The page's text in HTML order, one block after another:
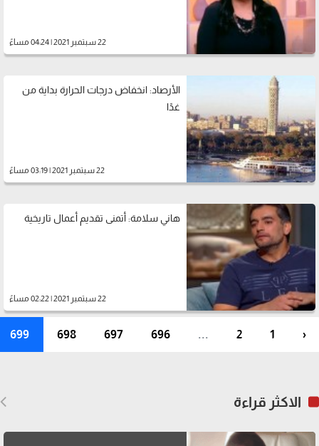
22 سبتمبر 2021 | 04:24 مساءً
الأرصاد: انخفاض درجات الحرارة بداية من
غدًا
22 سبتمبر 2021 | 03:19 مساءً
هاني سلامة: أتمنى تقديم أعمال تاريخية
22 سبتمبر 2021 | 02:22 مساءً
‹
1
2
...
696
697
698
699
الاكثر قراءة